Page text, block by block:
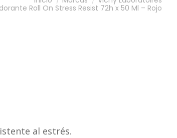
Roll On Stress Resist 72h x 50 Ml – Rojo
al estrés.